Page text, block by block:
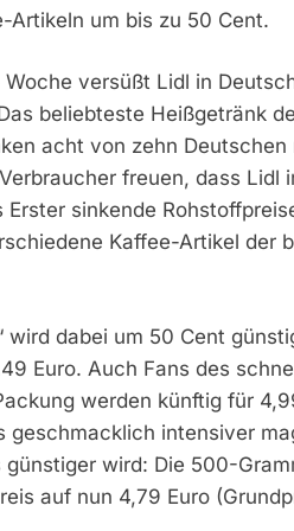
Artikeln um bis zu 50 Cent.
versüßt Lidl in
beliebteste Heißgetränk
acht von zehn
freuen, dass Lidl
Erster sinkende
Kaffee-Artikel der
wird dabei um 50 Cent
Euro. Auch Fans des
werden künftig für
geschmacklich intensiver
wird: Die 500-
auf nun 4,79 Euro